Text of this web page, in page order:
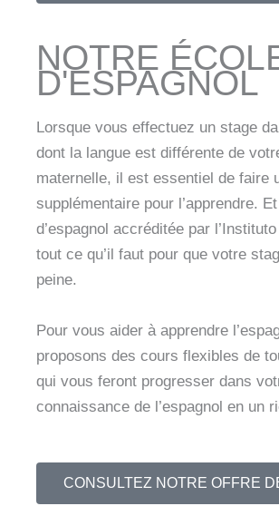
NOTRE
D'ESPAGNOL
Lorsque vous effectuez un stage
dont la langue est différente de
maternelle, il est essentiel de faire
supplémentaire pour l’apprendre.
d’espagnol accréditée par
tout ce qu’il faut pour que votre
peine.
Pour vous aider à apprendre
proposons des cours flexibles de
qui vous feront progresser dans
connaissance de l’espagnol en un
CONSULTEZ NOTRE OFFRE